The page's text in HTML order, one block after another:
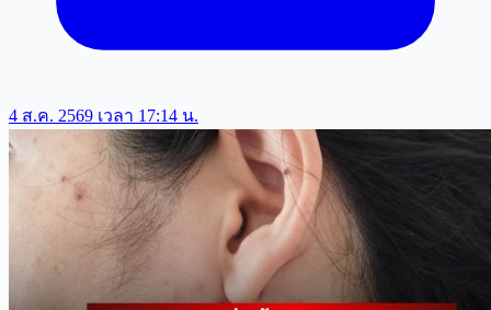
4 ส.ค. 2569 เวลา 17:14 น.